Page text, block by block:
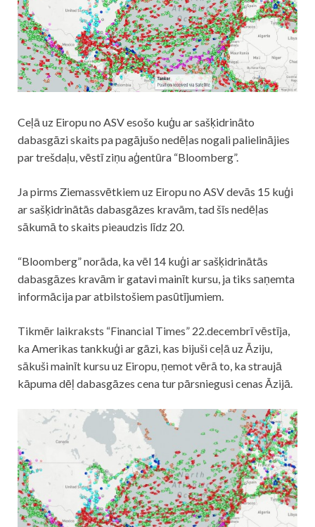
Ceļā uz Eiropu no ASV esošo kuģu ar sašķidrināto
dabasgāzi skaits pa pagājušo nedēļas nogali palielinājies
par trešdaļu, vēstī ziņu aģentūra “Bloomberg”.
Ja pirms Ziemassvētkiem uz Eiropu no ASV devās 15 kuģi
ar sašķidrinātās dabasgāzes kravām, tad šīs nedēļas
sākumā to skaits pieaudzis līdz 20.
“Bloomberg” norāda, ka vēl 14 kuģi ar sašķidrinātās
dabasgāzes kravām ir gatavi mainīt kursu, ja tiks saņemta
informācija par atbilstošiem pasūtījumiem.
Tikmēr laikraksts “Financial Times” 22.decembrī vēstīja,
ka Amerikas tankkuģi ar gāzi, kas bijuši ceļā uz Āziju,
sākuši mainīt kursu uz Eiropu, ņemot vērā to, ka straujā
kāpuma dēļ dabasgāzes cena tur pārsniegusi cenas Āzijā.